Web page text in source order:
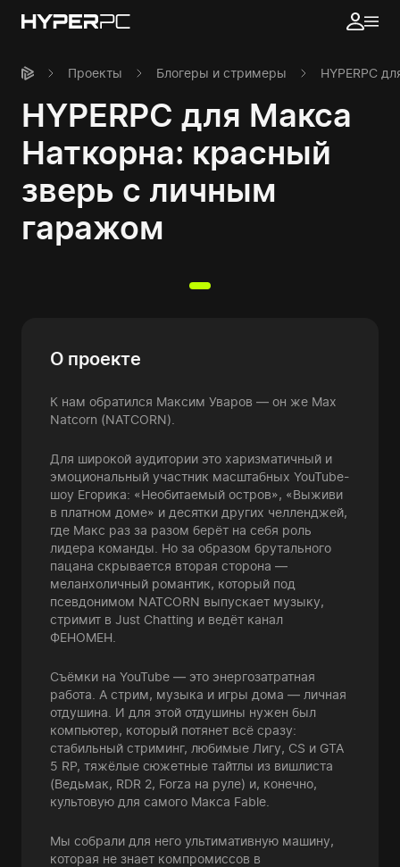
Проекты Блогеры и стримеры HYPERPC
HYPERPC для Макса
Наткорна: красный
зверь с личным
гаражом
О проекте
К нам обратился Максим Уваров — он же Max
Natcorn (NATCORN).
Для широкой аудитории это харизматичный и
эмоциональный участник масштабных YouTube-
шоу Егорика: «Необитаемый остров», «Выживи
в платном доме» и десятки других челленджей,
где Макс раз за разом берёт на себя роль
лидера команды. Но за образом брутального
пацана скрывается вторая сторона —
меланхоличный романтик, который под
псевдонимом NATCORN выпускает музыку,
стримит в Just Chatting и ведёт канал
ФЕНОМЕН.
Съёмки на YouTube — это энергозатратная
работа. А стрим, музыка и игры дома — личная
отдушина. И для этой отдушины нужен был
компьютер, который потянет всё сразу:
стабильный стриминг, любимые Лигу, CS и GTA
5 RP, тяжёлые сюжетные тайтлы из вишлиста
(Ведьмак, RDR 2, Forza на руле) и, конечно,
культовую для самого Макса Fable.
Мы собрали для него ультимативную машину,
которая не знает компромиссов в